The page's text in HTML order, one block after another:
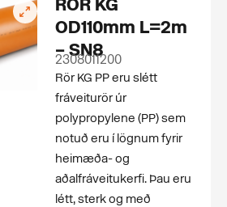
RÖR KG
OD110mm L=2m
– SN8
2308011200
Rör KG PP eru slétt
fráveiturör úr
polypropylene (PP) sem
notuð eru í lögnum fyrir
heimæða- og
aðalfráveitukerfi. Þau eru
létt, sterk og með